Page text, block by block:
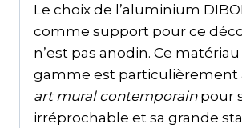
Le choix de l’aluminium
comme support pour ce
n’est pas anodin. Ce
gamme est particulièrement
art mural contemporainpour
irréprochable et sa grande